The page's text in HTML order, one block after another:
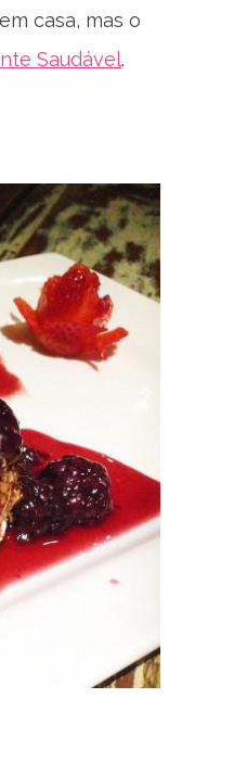
casa, mas o
Saudável.